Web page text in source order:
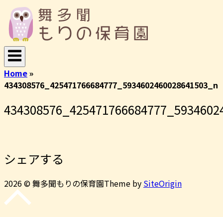
ン
テ
ン
ツ
へ
ス
ッ
プ
ー
ム
Home»
434308576_425471766684777_5934602460028641503_n
シェアする
2026 © 舞多聞もりの保育園Theme by SiteOrigin
先
頭